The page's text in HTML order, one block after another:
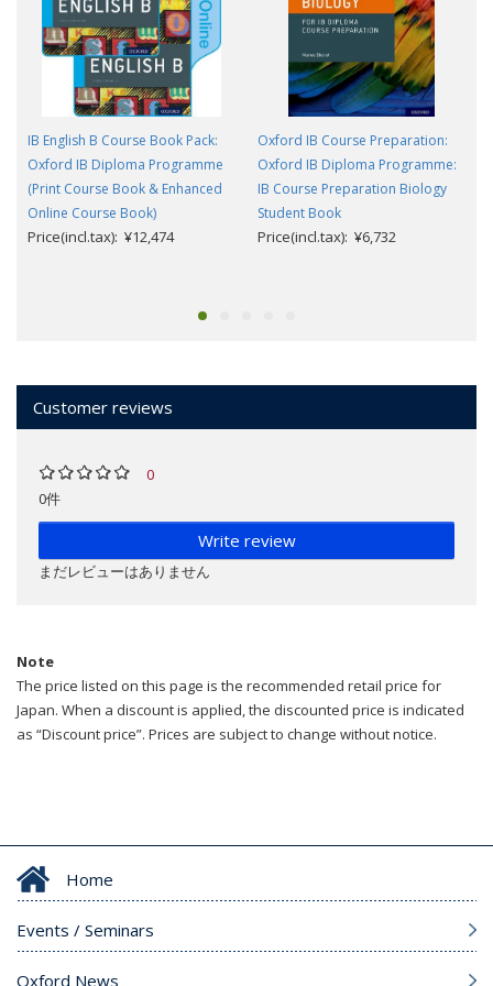
IB English B Course Book Pack:
Oxford IB Diploma Programme
(Print Course Book & Enhanced
Online Course Book)
Price(incl.tax): ¥12,474
Oxford IB Course Preparation:
Oxford IB Diploma Programme:
IB Course Preparation Biology
Student Book
Price(incl.tax): ¥6,732
Customer reviews
0
0件
Write review
まだレビューはありません
Note
The price listed on this page is the recommended retail price for
Japan. When a discount is applied, the discounted price is indicated
as “Discount price”. Prices are subject to change without notice.
Home
Events / Seminars
Oxford News